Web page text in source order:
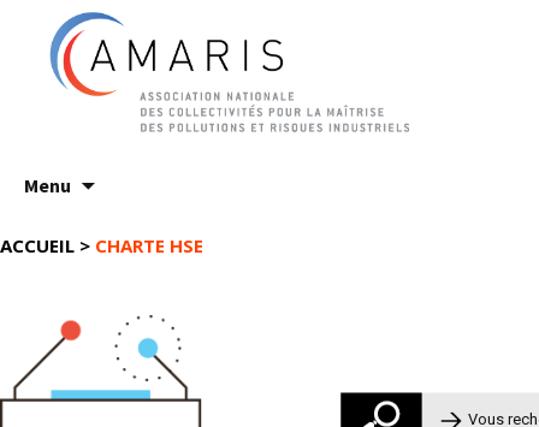
Menu
au
ACCUEIL > CHARTE HSE
Rechercher